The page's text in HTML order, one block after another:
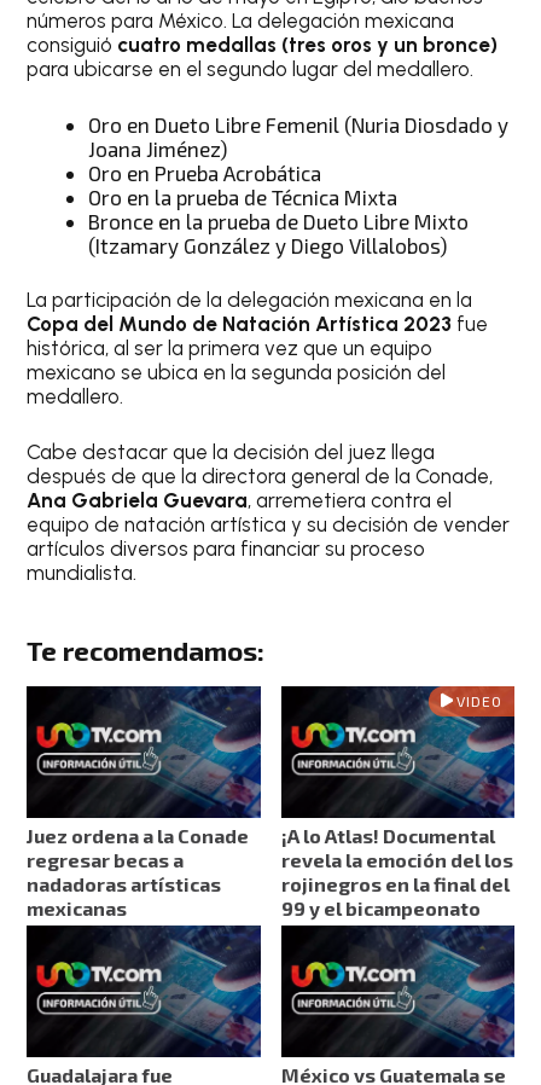
números para México. La delegación mexicana
consiguió cuatro medallas (tres oros y un bronce)
para ubicarse en el segundo lugar del medallero.
Oro en Dueto Libre Femenil (Nuria Diosdado y
Joana Jiménez)
Oro en Prueba Acrobática
Oro en la prueba de Técnica Mixta
Bronce en la prueba de Dueto Libre Mixto
(Itzamary González y Diego Villalobos)
La participación de la delegación mexicana en la
Copa del Mundo de Natación Artística 2023 fue
histórica, al ser la primera vez que un equipo
mexicano se ubica en la segunda posición del
medallero.
Cabe destacar que la decisión del juez llega
después de que la directora general de la Conade,
Ana Gabriela Guevara, arremetiera contra el
equipo de natación artística y su decisión de vender
artículos diversos para financiar su proceso
mundialista.
Te recomendamos:
Juez ordena a la Conade
regresar becas a
nadadoras artísticas
mexicanas
VIDEO
¡A lo Atlas! Documental
revela la emoción del los
rojinegros en la final del
99 y el bicampeonato
Guadalajara fue México vs Guatemala se